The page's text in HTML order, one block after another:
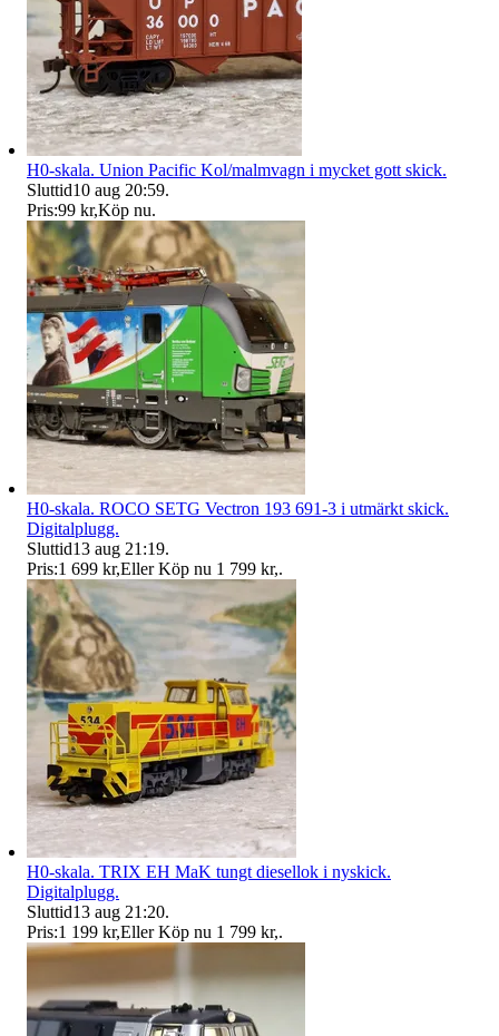
H0-skala. Union Pacific Kol/malmvagn i mycket gott skick.
Sluttid10 aug 20:59.
Pris:99 kr,Köp nu.
H0-skala. ROCO SETG Vectron 193 691-3 i utmärkt skick.
Digitalplugg.
Sluttid13 aug 21:19.
Pris:1 699 kr,Eller Köp nu 1 799 kr,.
H0-skala. TRIX EH MaK tungt diesellok i nyskick.
Digitalplugg.
Sluttid13 aug 21:20.
Pris:1 199 kr,Eller Köp nu 1 799 kr,.